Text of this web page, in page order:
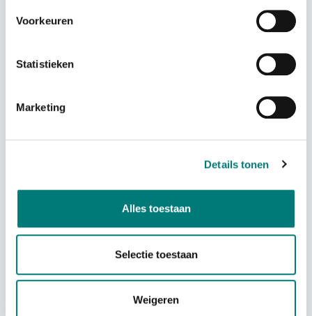
Voorkeuren
Statistieken
Marketing
Details tonen
Alles toestaan
Selectie toestaan
Weigeren
2.250.1491, VDC
Sold out